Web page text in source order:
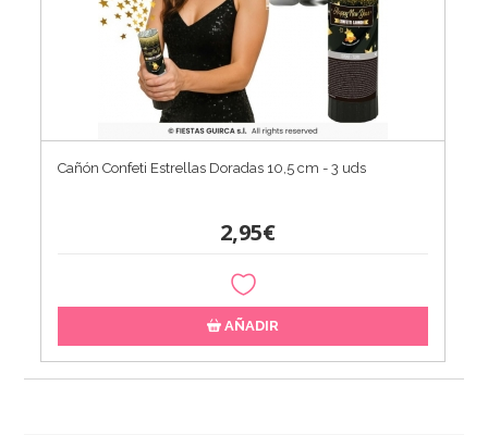
Cañón Confeti Estrellas Doradas 10,5 cm - 3 uds
2,95€
AÑADIR